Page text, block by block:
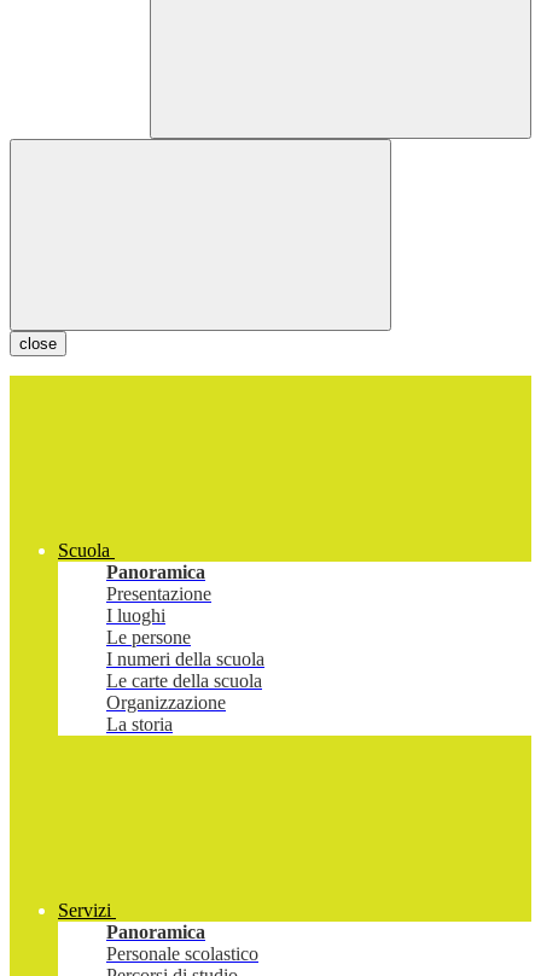
close
Scuola
Panoramica
Presentazione
I luoghi
Le persone
I numeri della scuola
Le carte della scuola
Organizzazione
La storia
Servizi
Panoramica
Personale scolastico